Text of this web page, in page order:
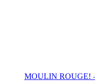
MOULIN ROUGE!